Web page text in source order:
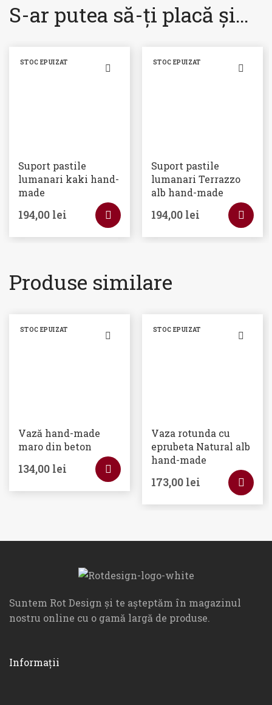
S-ar putea să-ți placă și…
STOC EPUIZAT
Suport pastile
lumanari kaki hand-
made
194,00 lei
STOC EPUIZAT
Suport pastile
lumanari Terrazzo
alb hand-made
194,00 lei
Produse similare
STOC EPUIZAT
Vază hand-made
maro din beton
134,00 lei
STOC EPUIZAT
Vaza rotunda cu
eprubeta Natural alb
hand-made
173,00 lei
Suntem Rot Design și te așteptăm în magazinul
nostru online cu o gamă largă de produse.
Informații